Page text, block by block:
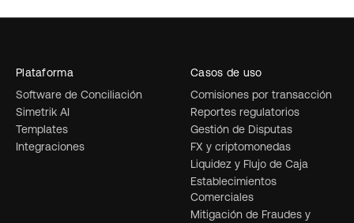
Plataforma
Software de Conciliación
Simetrik AI
Templates
Integraciones
Casos de uso
Comisiones por transacción
Reportes regulatorios
Gestión de Disputas
FX y criptomonedas
Liquidez y Flujo de Caja
Establecimientos
Comerciales
Mitigación de Fraudes y